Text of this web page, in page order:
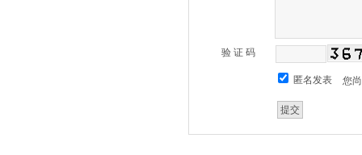
验 证 码
匿名发表 您